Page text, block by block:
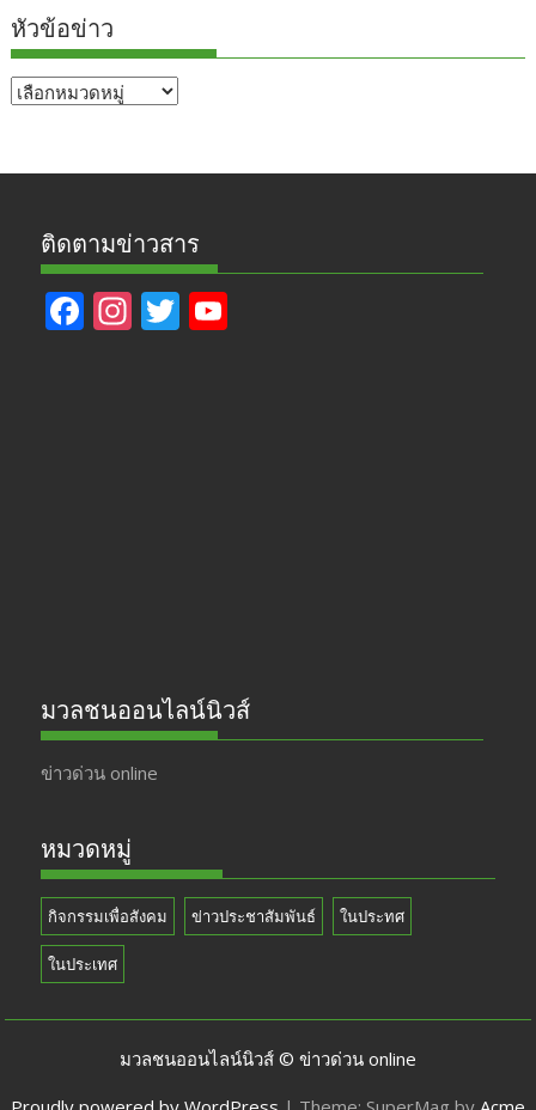
หัวข้อข่าว
หัวข้อ
ติดตามข่าวสาร
F In T
มวลชนออนไลน์นิวส์
ข่าวด่วน online
หมวดหมู่
กิจกรรมเพื่อสังคม ข่าวประชาสัมพันธ์ ในประทศ
ในประเทศ
มวลชนออนไลน์นิวส์ © ข่าวด่วน online